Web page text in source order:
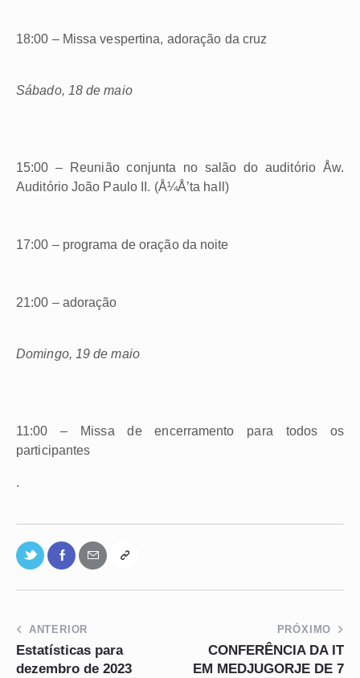
18:00 – Missa vespertina, adoração da cruz
Sábado, 18 de maio
15:00 – Reunião conjunta no salão do auditório Åw.
Auditório João Paulo II. (Å¼Å’ta hall)
17:00 – programa de oração da noite
21:00 – adoração
Domingo, 19 de maio
11:00 – Missa de encerramento para todos os
participantes
.
ANTERIOR
Estatísticas para
dezembro de 2023
PRÓXIMO
CONFERÊNCIA DA IT
EM MEDJUGORJE DE 7